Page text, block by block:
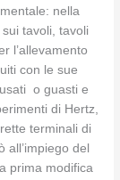
nella
tavoli, tavoli
l’allevamento
con le sue
o guasti e
di Hertz,
terminali di
del
prima modifica